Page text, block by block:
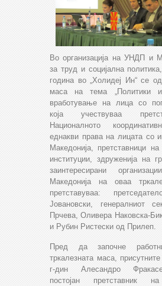
Во организација на УНДП и
за труд и социјална
година во „Холидеј Ин“ се
маса на тема „Политики
вработување на лица со
која учествуваа
Националното
еднакви права на лицата со
Македонија, претставници на
институции, здруженија на
заинтересирани
Македонија на оваа
претставуваа:
Јовановски, генералниот
Прчева, Оливера Наковска-
и Рубин Ристески од Прилеп.
Пред да започне
тркалезната маса, присутните
г-дин Алесандро
постојан